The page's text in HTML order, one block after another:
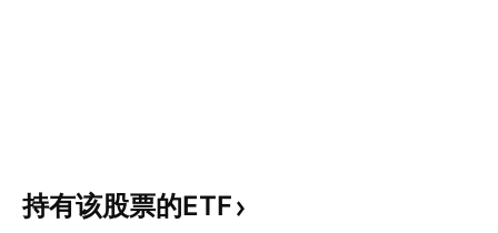
持有该股票的ETF